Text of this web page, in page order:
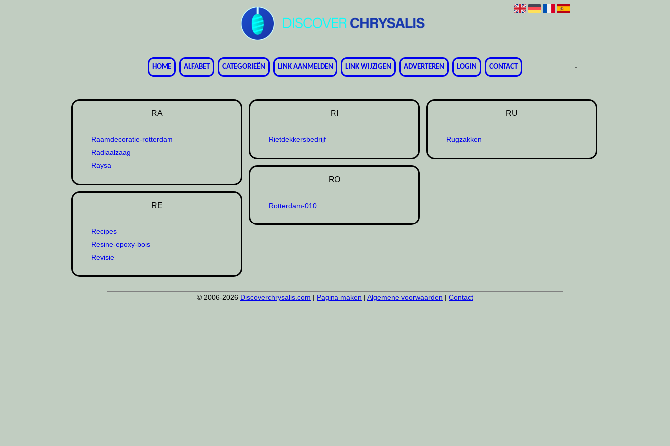
HOME -
ALFABET -
CATEGORIEËN -
LINK AANMELDEN -
LINK WIJZIGEN -
ADVERTEREN -
LOGIN -
CONTACT
RA
Raamdecoratie-rotterdam
Radiaalzaag
Raysa
RE
Recipes
Resine-epoxy-bois
Revisie
RI
Rietdekkersbedrijf
RO
Rotterdam-010
RU
Rugzakken
© 2006-2026 Discoverchrysalis.com | Pagina maken | Algemene voorwaarden | Contact